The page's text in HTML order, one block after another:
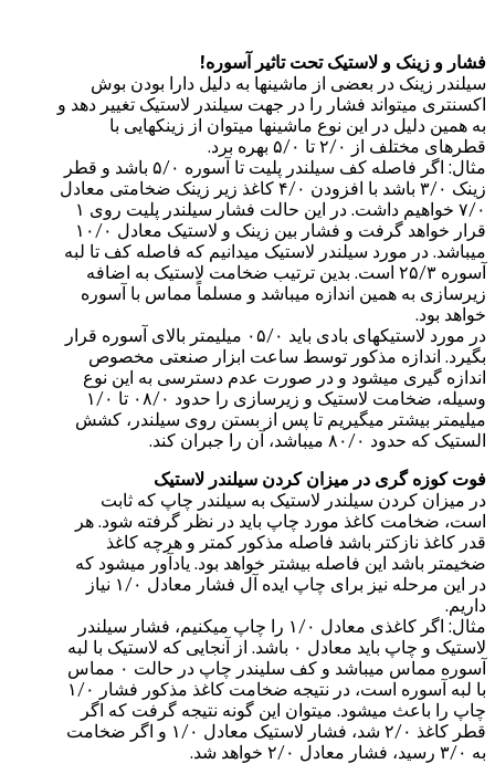
فشار و زینک و لاستیک تحت تاثیر آسوره!
سیلندر زینک در بعضی از ماشینها به دلیل دارا بودن بوش
اکسنتری میتواند فشار را در جهت سیلندر لاستیک تغییر دهد و
به همین دلیل در این نوع ماشینها میتوان از زینکهایی با
قطرهای مختلف از ۲/۰ تا ۵/۰ بهره برد.
مثال: اگر فاصله کف سیلندر پلیت تا آسوره ۵/۰ باشد و قطر
زینک ۳/۰ باشد با افزودن ۴/۰ کاغذ زیر زینک ضخامتی معادل
۷/۰ خواهیم داشت. در این حالت فشار سیلندر پلیت روی ۱
قرار خواهد گرفت و فشار بین زینک و لاستیک معادل ۱۰/۰
میباشد. در مورد سیلندر لاستیک میدانیم که فاصله کف تا لبه
آسوره ۲۵/۳ است. بدین ترتیب ضخامت لاستیک به اضافه
زیرسازی به همین اندازه میباشد و مسلماً مماس با آسوره
خواهد بود.
در مورد لاستیکهای بادی باید ۰۵/۰ میلیمتر بالای آسوره قرار
بگیرد. اندازه مذکور توسط ساعت ابزار صنعتی مخصوص
اندازه گیری میشود و در صورت عدم دسترسی به این نوع
وسیله، ضخامت لاستیک و زیرسازی را حدود ۰۸/۰ تا ۱/۰
میلیمتر بیشتر میگیریم تا پس از بستن روی سیلندر، کشش
الستیک که حدود ۸۰/۰ میباشد، آن را جبران کند.
فوت کوزه گری در میزان کردن سیلندر لاستیک
در میزان کردن سیلندر لاستیک به سیلندر چاپ که ثابت
است، ضخامت کاغذ مورد چاپ باید در نظر گرفته شود. هر
قدر کاغذ نازکتر باشد فاصله مذکور کمتر و هرچه کاغذ
ضخیمتر باشد این فاصله بیشتر خواهد بود. یادآور میشود که
در این مرحله نیز برای چاپ ایده آل فشار معادل ۱/۰ نیاز
داریم.
مثال: اگر کاغذی معادل ۱/۰ را چاپ میکنیم، فشار سیلندر
لاستیک و چاپ باید معادل ۰ باشد. از آنجایی که لاستیک با لبه
آسوره مماس میباشد و کف سلیندر چاپ در حالت ۰ مماس
با لبه آسوره است، در نتیجه ضخامت کاغذ مذکور فشار ۱/۰
چاپ را باعث میشود. میتوان این گونه نتیجه گرفت که اگر
قطر کاغذ ۲/۰ شد، فشار لاستیک معادل ۱/۰ و اگر ضخامت
به ۳/۰ رسید، فشار معادل ۲/۰ خواهد شد.